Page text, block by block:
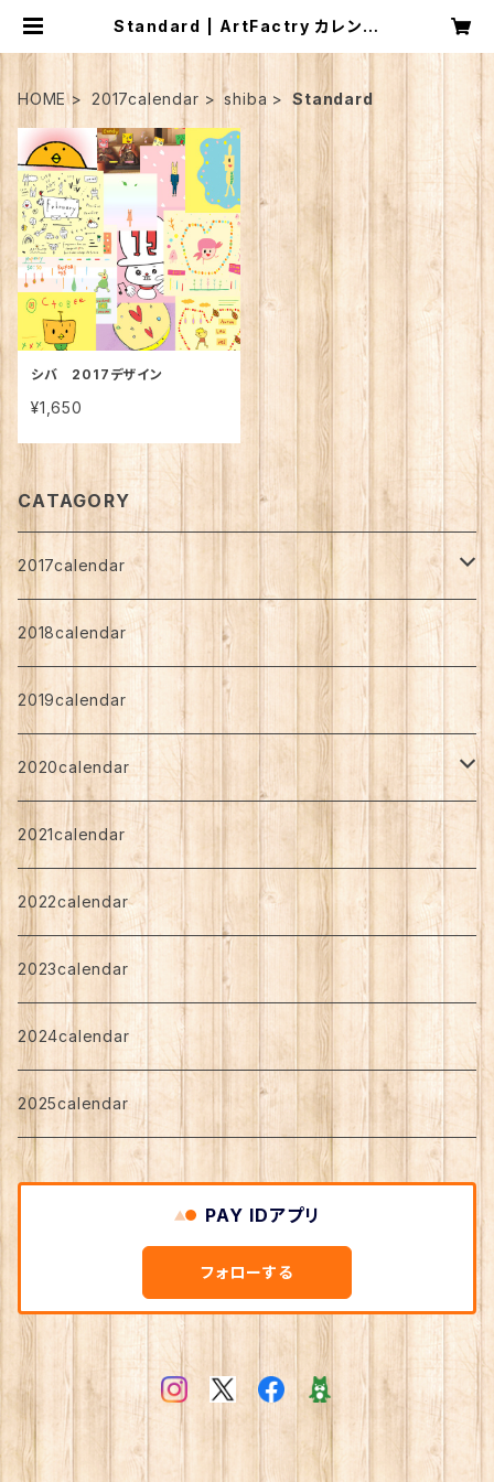
Standard | ArtFactry カレンダ
HOME 2017calendar shiba Standard
シバ 2017デザイン
¥1,650
CATAGORY
2017calendar
shiba
Standard
Art Support
nozomi
Standard
Art Support
angen
Standard
Art Support
chibi
Art Support
Standard
nagomi
2018calendar
2019calendar
2020calendar
しば
希
angen
2021calendar
2022calendar
2023calendar
2024calendar
2025calendar
PAY IDアプリ
フォローする